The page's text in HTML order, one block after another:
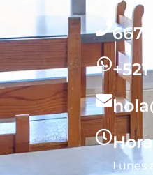
667
Lunes